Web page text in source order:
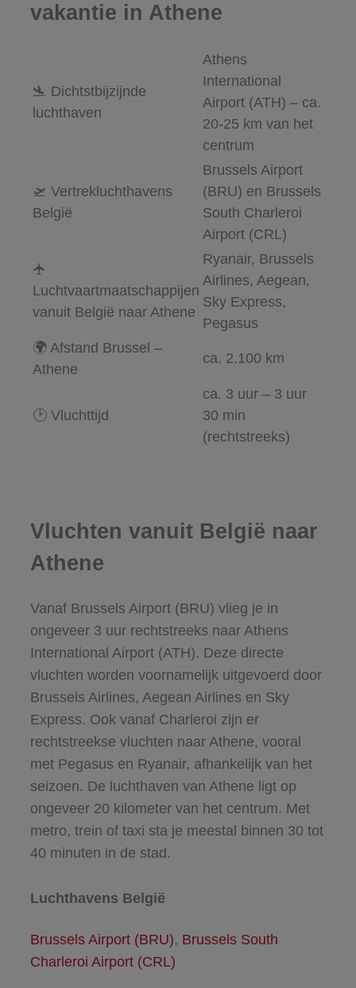
vakantie in Athene
🛬 Dichtstbijzijnde
luchthaven
Athens
International
Airport (ATH) – ca.
20-25 km van het
centrum
🛫 Vertrekluchthavens
België
Brussels Airport
(BRU) en Brussels
South Charleroi
Airport (CRL)
🛧
Luchtvaartmaatschappijen
vanuit België naar Athene
Ryanair, Brussels
Airlines, Aegean,
Sky Express,
Pegasus
🌍 Afstand Brussel –
Athene
ca. 2.100 km
🕑 Vluchttijd
ca. 3 uur – 3 uur
30 min
(rechtstreeks)
Vluchten vanuit België naar
Athene
Vanaf Brussels Airport (BRU) vlieg je in
ongeveer 3 uur rechtstreeks naar Athens
International Airport (ATH). Deze directe
vluchten worden voornamelijk uitgevoerd door
Brussels Airlines, Aegean Airlines en Sky
Express. Ook vanaf Charleroi zijn er
rechtstreekse vluchten naar Athene, vooral
met Pegasus en Ryanair, afhankelijk van het
seizoen. De luchthaven van Athene ligt op
ongeveer 20 kilometer van het centrum. Met
metro, trein of taxi sta je meestal binnen 30 tot
40 minuten in de stad.
Luchthavens België
Brussels Airport (BRU), Brussels South
Charleroi Airport (CRL)